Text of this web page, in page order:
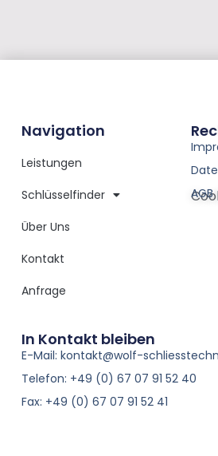
In Kontakt bleiben
E-Mail: kontakt@wolf-
Telefon: +49 (0) 67 07 91 52 40
Fax: +49 (0) 67 07 91 52 41
Navigation
Leistungen
Schlüsselfinder
Über Uns
Kontakt
Anfrage
AGB